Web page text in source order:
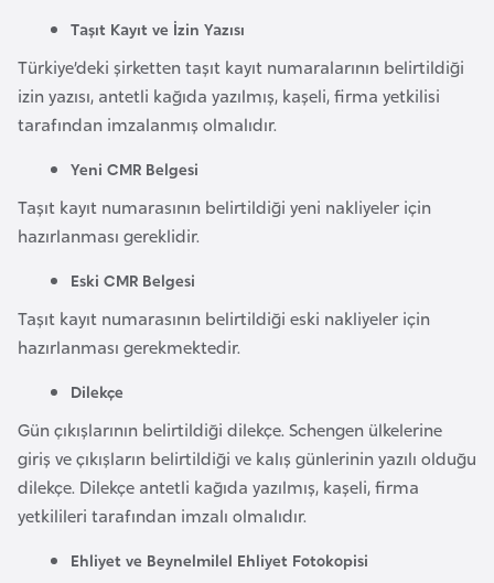
Taşıt Kayıt ve İzin Yazısı
Türkiye’deki şirketten taşıt kayıt numaralarının belirtildiği
izin yazısı, antetli kağıda yazılmış, kaşeli, firma yetkilisi
tarafından imzalanmış olmalıdır.
Yeni CMR Belgesi
Taşıt kayıt numarasının belirtildiği yeni nakliyeler için
hazırlanması gereklidir.
Eski CMR Belgesi
Taşıt kayıt numarasının belirtildiği eski nakliyeler için
hazırlanması gerekmektedir.
Dilekçe
Gün çıkışlarının belirtildiği dilekçe. Schengen ülkelerine
giriş ve çıkışların belirtildiği ve kalış günlerinin yazılı olduğu
dilekçe. Dilekçe antetli kağıda yazılmış, kaşeli, firma
yetkilileri tarafından imzalı olmalıdır.
Ehliyet ve Beynelmilel Ehliyet Fotokopisi
s
o
d
e
k
m
h
u
r